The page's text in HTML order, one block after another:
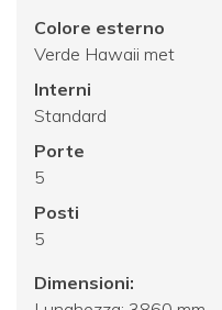
Colore esterno
Verde Hawaii met
Interni
Standard
Porte
5
Posti
5
Dimensioni: